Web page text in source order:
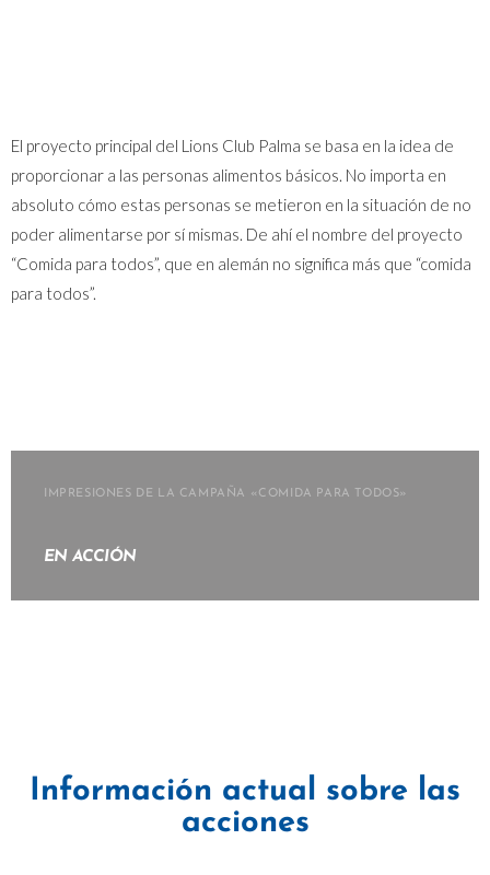
El proyecto principal del Lions Club Palma se basa en la idea de
proporcionar a las personas alimentos básicos. No importa en
absoluto cómo estas personas se metieron en la situación de no
poder alimentarse por sí mismas. De ahí el nombre del proyecto
“Comida para todos”, que en alemán no significa más que “comida
para todos”.
IMPRESIONES DE LA CAMPAÑA «COMIDA PARA TODOS»
EN ACCIÓN
Información actual sobre las
acciones